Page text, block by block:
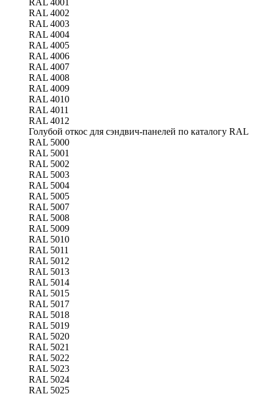
RAL 4001
RAL 4002
RAL 4003
RAL 4004
RAL 4005
RAL 4006
RAL 4007
RAL 4008
RAL 4009
RAL 4010
RAL 4011
RAL 4012
Голубой откос для сэндвич-панелей по каталогу RAL
RAL 5000
RAL 5001
RAL 5002
RAL 5003
RAL 5004
RAL 5005
RAL 5007
RAL 5008
RAL 5009
RAL 5010
RAL 5011
RAL 5012
RAL 5013
RAL 5014
RAL 5015
RAL 5017
RAL 5018
RAL 5019
RAL 5020
RAL 5021
RAL 5022
RAL 5023
RAL 5024
RAL 5025